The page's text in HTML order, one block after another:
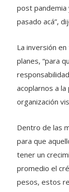
post pandemia
pasado acá”,
La inversión
planes, “para
acoplarnos a
organización
Dentro de las
para que
tener un
promedio el
pesos, estos